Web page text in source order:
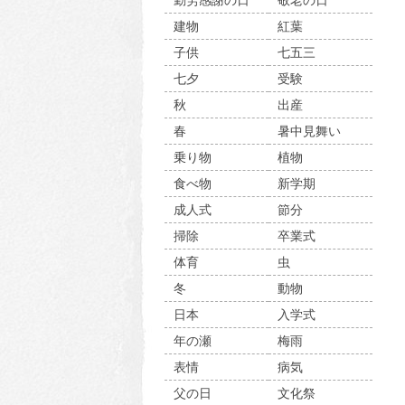
建物
紅葉
子供
七五三
七夕
受験
秋
出産
春
暑中見舞い
乗り物
植物
食べ物
新学期
成人式
節分
掃除
卒業式
体育
虫
冬
動物
日本
入学式
年の瀬
梅雨
表情
病気
父の日
文化祭